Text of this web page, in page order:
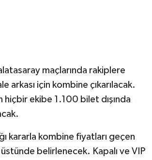
maçlarında rakiplere
arkası için kombine çıkarılacak.
hiçbir ekibe 1.100 bilet dışında
kararla kombine fiyatları geçen
belirlenecek. Kapalı ve VIP